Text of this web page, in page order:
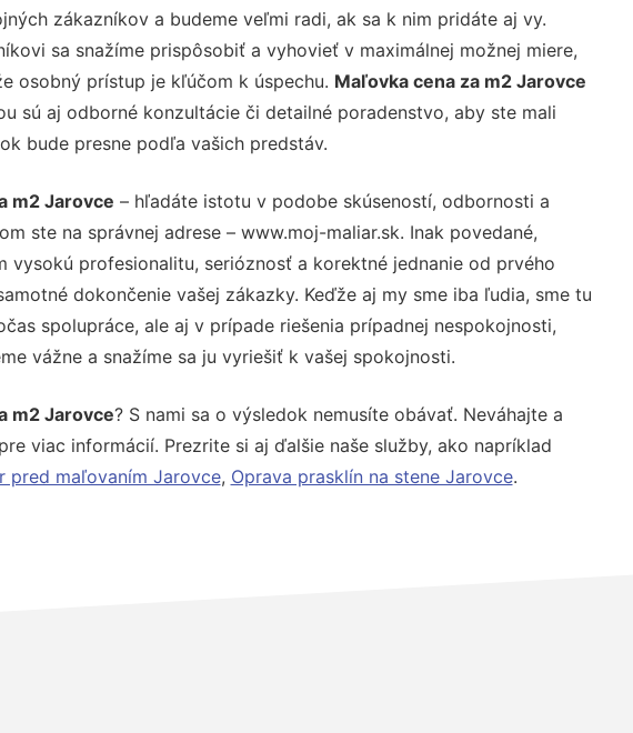
zákazníkov a budeme veľmi radi, ak sa k nim pridáte aj vy.
sa snažíme prispôsobiť a vyhovieť v maximálnej možnej miere,
osobný prístup je kľúčom k úspechu. Maľovka cena za m2 Jarovce
sú aj odborné konzultácie či detailné poradenstvo, aby ste mali
bude presne podľa vašich predstáv.
m2 Jarovce – hľadáte istotu v podobe skúseností, odbornosti a
ste na správnej adrese – www.moj-maliar.sk. Inak povedané,
vysokú profesionalitu, serióznosť a korektné jednanie od prvého
dokončenie vašej zákazky. Keďže aj my sme iba ľudia, sme tu
spolupráce, ale aj v prípade riešenia prípadnej nespokojnosti,
vážne a snažíme sa ju vyriešiť k vašej spokojnosti.
m2 Jarovce? S nami sa o výsledok nemusíte obávať. Neváhajte a
viac informácií. Prezrite si aj ďalšie naše služby, ako napríklad
pred maľovaním Jarovce, Oprava prasklín na stene Jarovce.